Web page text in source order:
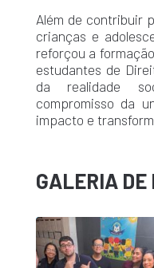
Além de contribuir
crianças e
reforçou a
estudantes de
da realidade
compromisso da
impacto e
GALERIA DE